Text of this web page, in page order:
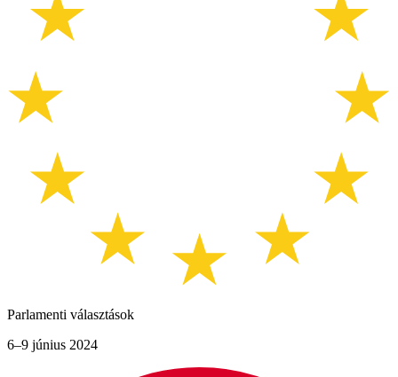
Parlamenti választások
6–9 június 2024